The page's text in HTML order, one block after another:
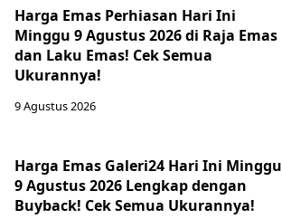
Harga Emas Perhiasan Hari Ini
Minggu 9 Agustus 2026 di Raja Emas
dan Laku Emas! Cek Semua
Ukurannya!
9 Agustus 2026
Harga Emas Galeri24 Hari Ini Minggu
9 Agustus 2026 Lengkap dengan
Buyback! Cek Semua Ukurannya!